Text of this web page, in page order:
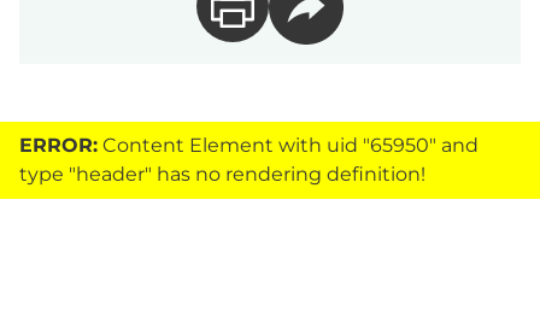
ERROR: Content Element with uid "65950" and
type "header" has no rendering definition!